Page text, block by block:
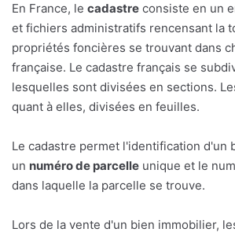
En France, le cadastre consiste en un
et fichiers administratifs rencensant la
propriétés foncières se trouvant dans
française. Le cadastre français se
lesquelles sont divisées en sections.
quant à elles, divisées en feuilles.
Le cadastre permet l'identification d'un
un numéro de parcelle unique et le
dans laquelle la parcelle se trouve.
Lors de la vente d'un bien immobilier,